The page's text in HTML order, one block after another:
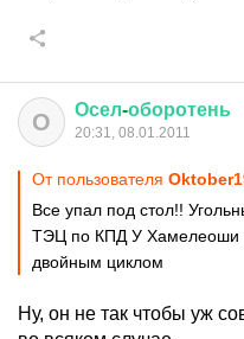
О Осел-оборотень
20:31, 08.01.2011
От пользователя
Все упал под стол!!
ТЭЦ по КПД У Хамелеоши
двойным циклом
Ну, он не так чтобы уж